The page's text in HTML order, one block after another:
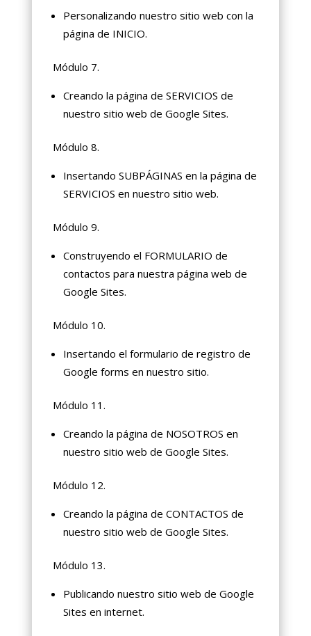
Personalizando nuestro sitio web con la
página de INICIO.
Módulo 7.
Creando la página de SERVICIOS de
nuestro sitio web de Google Sites.
Módulo 8.
Insertando SUBPÁGINAS en la página de
SERVICIOS en nuestro sitio web.
Módulo 9.
Construyendo el FORMULARIO de
contactos para nuestra página web de
Google Sites.
Módulo 10.
Insertando el formulario de registro de
Google forms en nuestro sitio.
Módulo 11.
Creando la página de NOSOTROS en
nuestro sitio web de Google Sites.
Módulo 12.
Creando la página de CONTACTOS de
nuestro sitio web de Google Sites.
Módulo 13.
Publicando nuestro sitio web de Google
Sites en internet.